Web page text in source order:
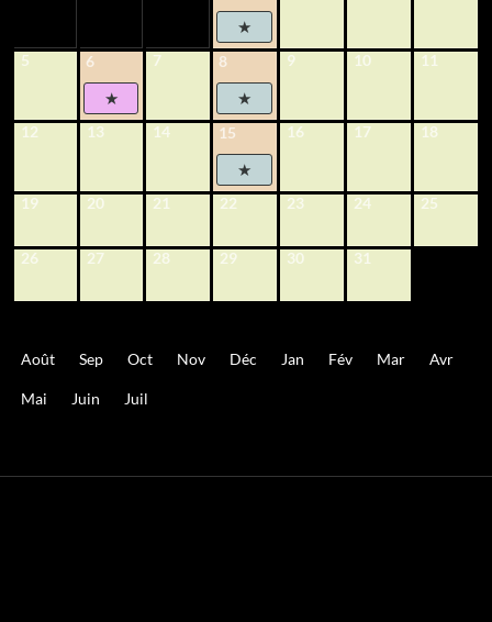
5 6 7 8 9 10 11
12 13 14 15 16 17 18
19 20 21 22 23 24 25
26 27 28 29 30 31
Août Sep Oct Nov Déc Jan Fév Mar Avr
Mai Juin Juil